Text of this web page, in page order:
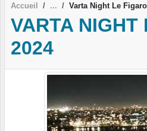
Accueil Varta Night Le
VARTA NIGHT
2024